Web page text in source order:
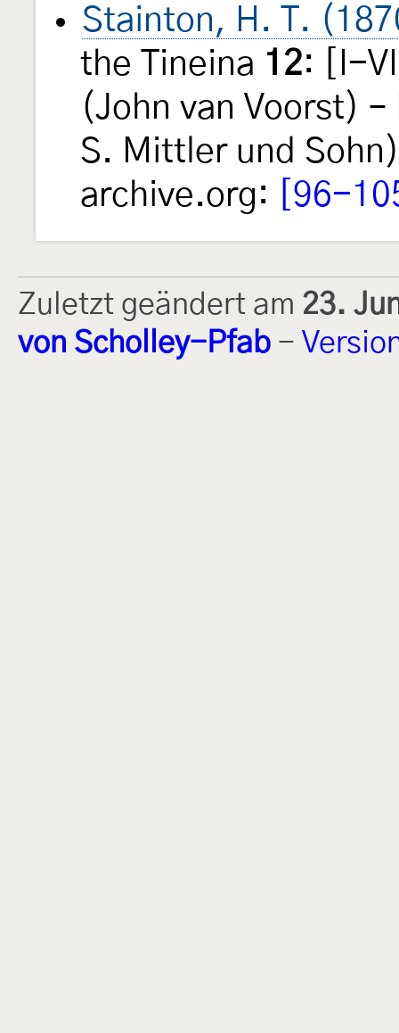
Stainton, H. T.
the Tineina 12: [I-
(John van Voorst)
S. Mittler und
archive.org:
[96-
Zuletzt geändert am 23.
von Scholley-Pfab -